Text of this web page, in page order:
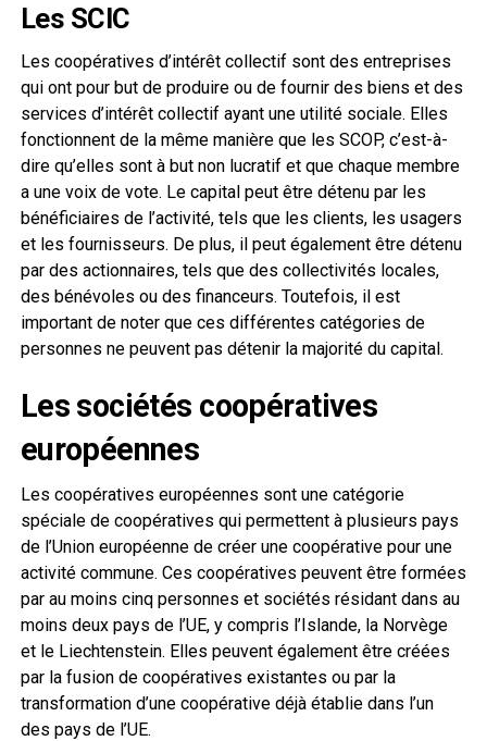
Les SCIC
Les coopératives d’intérêt collectif sont des entreprises
qui ont pour but de produire ou de fournir des biens et des
services d’intérêt collectif ayant une utilité sociale. Elles
fonctionnent de la même manière que les SCOP, c’est-à-
dire qu’elles sont à but non lucratif et que chaque membre
a une voix de vote. Le capital peut être détenu par les
bénéficiaires de l’activité, tels que les clients, les usagers
et les fournisseurs. De plus, il peut également être détenu
par des actionnaires, tels que des collectivités locales,
des bénévoles ou des financeurs. Toutefois, il est
important de noter que ces différentes catégories de
personnes ne peuvent pas détenir la majorité du capital.
Les sociétés coopératives
européennes
Les coopératives européennes sont une catégorie
spéciale de coopératives qui permettent à plusieurs pays
de l’Union européenne de créer une coopérative pour une
activité commune. Ces coopératives peuvent être formées
par au moins cinq personnes et sociétés résidant dans au
moins deux pays de l’UE, y compris l’Islande, la Norvège
et le Liechtenstein. Elles peuvent également être créées
par la fusion de coopératives existantes ou par la
transformation d’une coopérative déjà établie dans l’un
des pays de l’UE.